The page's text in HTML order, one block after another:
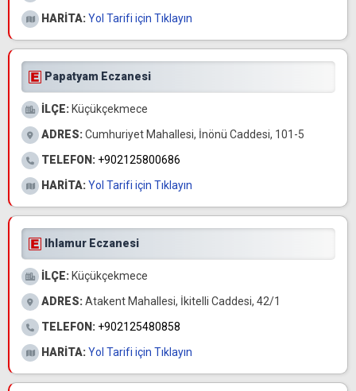
HARİTA:Yol Tarifi için Tıklayın
Papatyam Eczanesi
İLÇE: Küçükçekmece
ADRES:Cumhuriyet Mahallesi, İnönü Caddesi, 101-5
TELEFON: +902125800686
HARİTA:Yol Tarifi için Tıklayın
Ihlamur Eczanesi
İLÇE: Küçükçekmece
ADRES:Atakent Mahallesi, İkitelli Caddesi, 42/1
TELEFON: +902125480858
HARİTA:Yol Tarifi için Tıklayın